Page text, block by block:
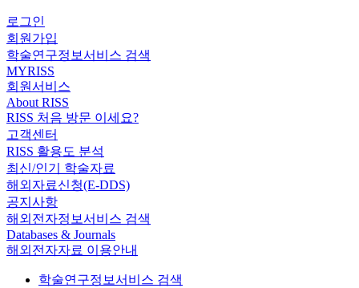
로그인
회원가입
학술연구정보서비스 검색
MYRISS
회원서비스
About RISS
RISS 처음 방문 이세요?
고객센터
RISS 활용도 분석
최신/인기 학술자료
해외자료신청(E-DDS)
공지사항
해외전자정보서비스 검색
Databases & Journals
해외전자자료 이용안내
학술연구정보서비스 검색